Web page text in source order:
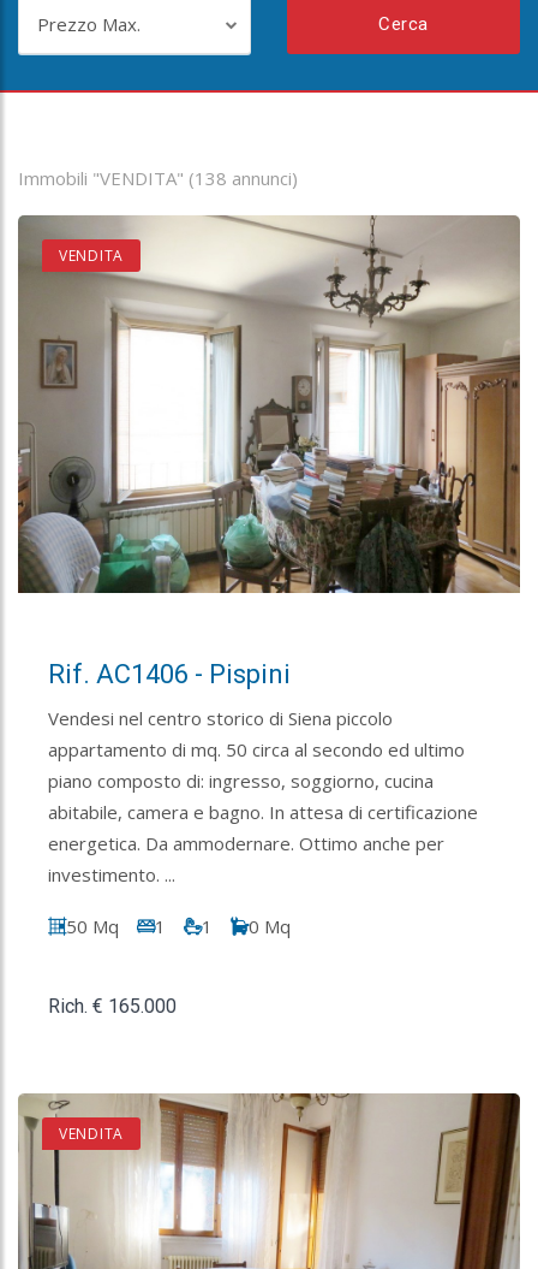
Prezzo Max. Cerca
Immobili "VENDITA" (138 annunci)
VENDITA
Rif. AC1406 - Pispini
Vendesi nel centro storico di Siena piccolo
appartamento di mq. 50 circa al secondo ed ultimo
piano composto di: ingresso, soggiorno, cucina
abitabile, camera e bagno. In attesa di certificazione
energetica. Da ammodernare. Ottimo anche per
investimento. ...
50 Mq 1 1 0 Mq
Rich. € 165.000
VENDITA